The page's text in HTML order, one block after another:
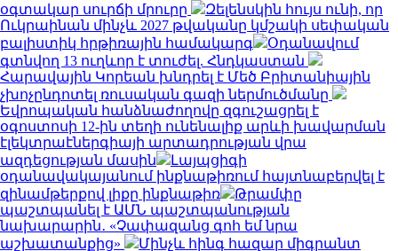
օգտակար սուրճի մրուրը
Զելենսկին հույս ունի, որ
Ուկրաինան մինչև 2027 թվականը կմշակի սեփական
բալիստիկ հրթիռային համակարգ
Օդանավում
գտնվող 13 ուղևոր է տուժել. Հնդկաստան
Հարավային Կորեան խնդրել է Մեծ Բրիտանիային
չխոչընդոտել ռուսական գազի ներմուծմանը
Եվրոպական հանձնաժողովը զգուշացրել է
օգոստոսի 12-ին տեղի ունենալիք արևի խավարման
էլեկտրաէներգիայի արտադրության վրա
ազդեցության մասին
Լայպցիգի
օդանավակայանում ինքնաթիռում հայտնաբերվել է
զինամթերքով լիքը ինքնաթիռ
Թրամփը
պաշտպանել է ԱՄՆ պաշտպանության
նախարարին․ «Չափազանց գոհ եմ նրա
աշխատանքից»
Մինչև հինգ հազար միգրանտ